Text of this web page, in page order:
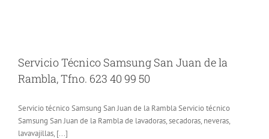
Servicio Técnico Samsung San Juan de la
Rambla, Tfno. 623 40 99 50
Servicio técnico Samsung San Juan de la Rambla Servicio técnico
Samsung San Juan de la Rambla de lavadoras, secadoras, neveras,
lavavajillas, [...]